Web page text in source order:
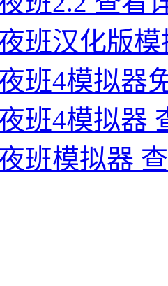
班汉化版模
班4模拟器
班4模拟器
班模拟器